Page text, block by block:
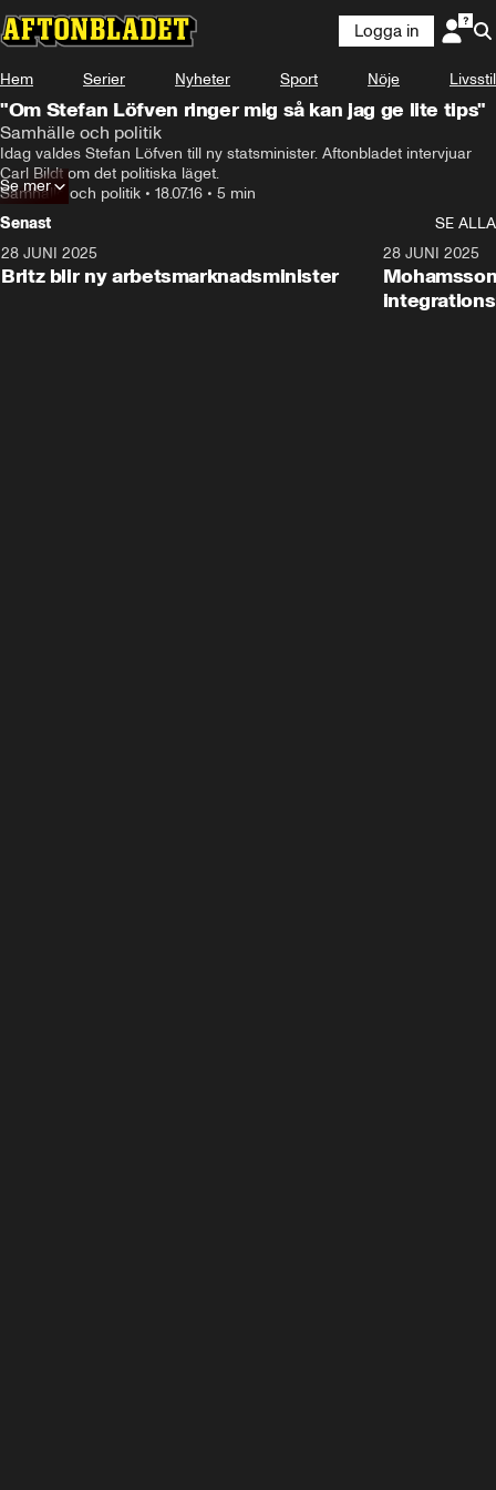
Logga in
Hem Serier Nyheter Sport Nöje Livsstil
"Om Stefan Löfven ringer mig så kan jag ge lite tips"
Samhälle och politik
Idag valdes Stefan Löfven till ny statsminister. Aftonbladet intervjuar
Carl Bildt om det politiska läget.
Samhälle och politik • 18.07.16 • 5 min
Se mer
Senast
SE ALLA
28 JUNI 2025
Britz blir ny arbetsmarknadsminister
28 JUNI 2025